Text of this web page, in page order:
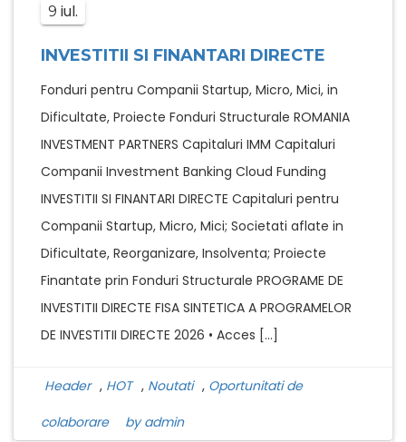
9 iul.
INVESTITII SI FINANTARI DIRECTE
Fonduri pentru Companii Startup, Micro, Mici, in
Dificultate, Proiecte Fonduri Structurale ROMANIA
INVESTMENT PARTNERS Capitaluri IMM Capitaluri
Companii Investment Banking Cloud Funding
INVESTITII SI FINANTARI DIRECTE Capitaluri pentru
Companii Startup, Micro, Mici; Societati aflate in
Dificultate, Reorganizare, Insolventa; Proiecte
Finantate prin Fonduri Structurale PROGRAME DE
INVESTITII DIRECTE FISA SINTETICA A PROGRAMELOR
DE INVESTITII DIRECTE 2026 • Acces […]
Header , HOT , Noutati , Oportunitati de
colaborare
by admin